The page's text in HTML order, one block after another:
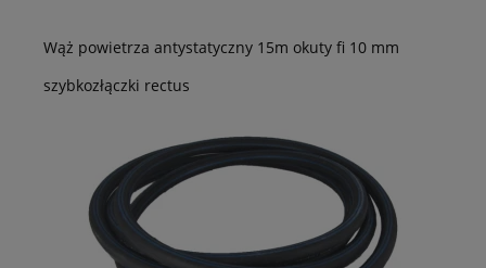
Wąż powietrza antystatyczny 15m okuty fi 10 mm
szybkozłączki rectus